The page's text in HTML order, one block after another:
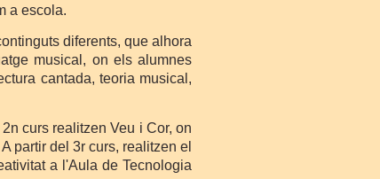
a escola.
diferents, que alhora
musical, on els alumnes
cantada, teoria musical,
curs realitzen Veu i Cor, on
partir del 3r curs, realitzen el
a l'Aula de Tecnologia